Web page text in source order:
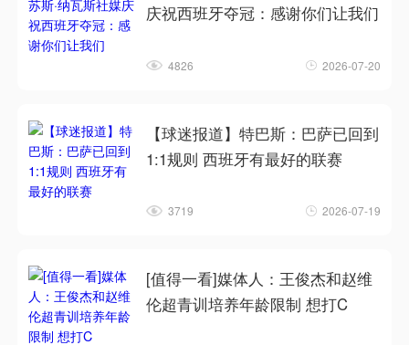
庆祝西班牙夺冠：感谢你们让我们
4826 2026-07-20
【球迷报道】特巴斯：巴萨已回到
1:1规则 西班牙有最好的联赛
3719 2026-07-19
[值得一看]媒体人：王俊杰和赵维
伦超青训培养年龄限制 想打C